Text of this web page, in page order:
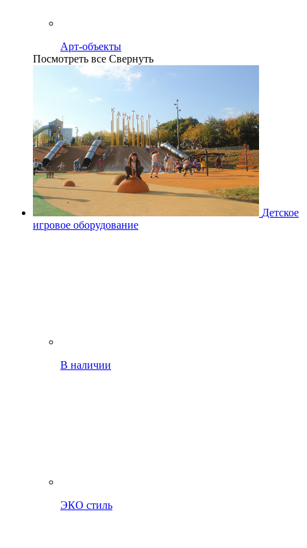
Арт-объекты
Посмотреть все Свернуть
Детское
игровое оборудование
В наличии
ЭКО стиль